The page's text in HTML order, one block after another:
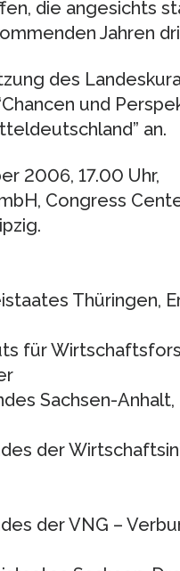
die angesichts
Jahren
des
und
an.
2006, 17.00 Uhr,
Congress
Thüringen,
für
Sachsen-
der
der VNG –